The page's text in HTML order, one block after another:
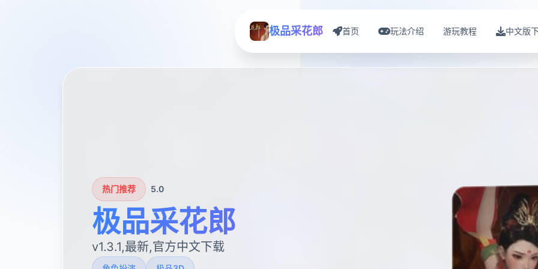
极品采花郎 首页 玩法介绍 游玩教程 中文版
热门推荐 5.0
极品采花郎
v1.3.1,最新,官方中文下载